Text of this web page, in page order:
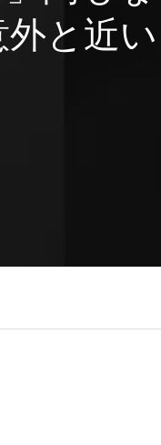
と近い